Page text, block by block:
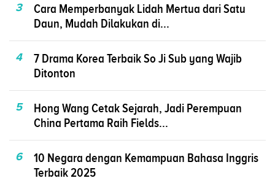
3
Cara Memperbanyak Lidah Mertua dari Satu
Daun, Mudah Dilakukan di...
4
7 Drama Korea Terbaik So Ji Sub yang Wajib
Ditonton
5
Hong Wang Cetak Sejarah, Jadi Perempuan
China Pertama Raih Fields...
6
10 Negara dengan Kemampuan Bahasa Inggris
Terbaik 2025